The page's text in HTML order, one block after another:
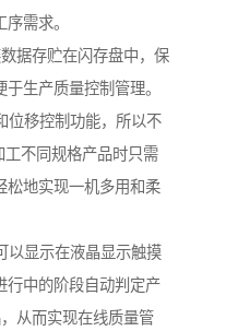
需求。
据存贮在闪存盘中，保
生产质量控制管理。
位移控制功能，所以不
不同规格产品时只需
松地实现一机多用和柔
以显示在液晶显示触摸
行中的阶段自动判定产
从而实现在线质量管